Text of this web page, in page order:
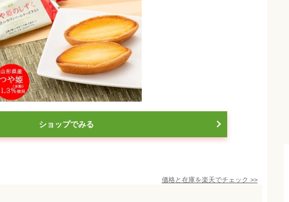
ショップでみる
価格と在庫を楽天でチェック >>